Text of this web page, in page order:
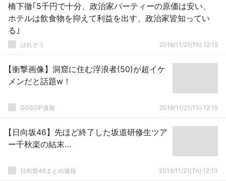
橋下徹｢5千円で十分、政治家パーティーの原価は安い、
ホテルは飲食物を抑えて利益を出す、政治家皆知ってい
る｣
はれぞう 2019/11/21(Th) 12:15
【衝撃画像】洞窟に住む浮浪者(50)が超イケ
メンだと話題w！
GOSSIP速報 2019/11/21(Th) 12:15
【日向坂46】先ほど終了した坂道研修生ツア
ー千秋楽の結末…
日向坂46まとめ速報 2019/11/21(Th) 12:13